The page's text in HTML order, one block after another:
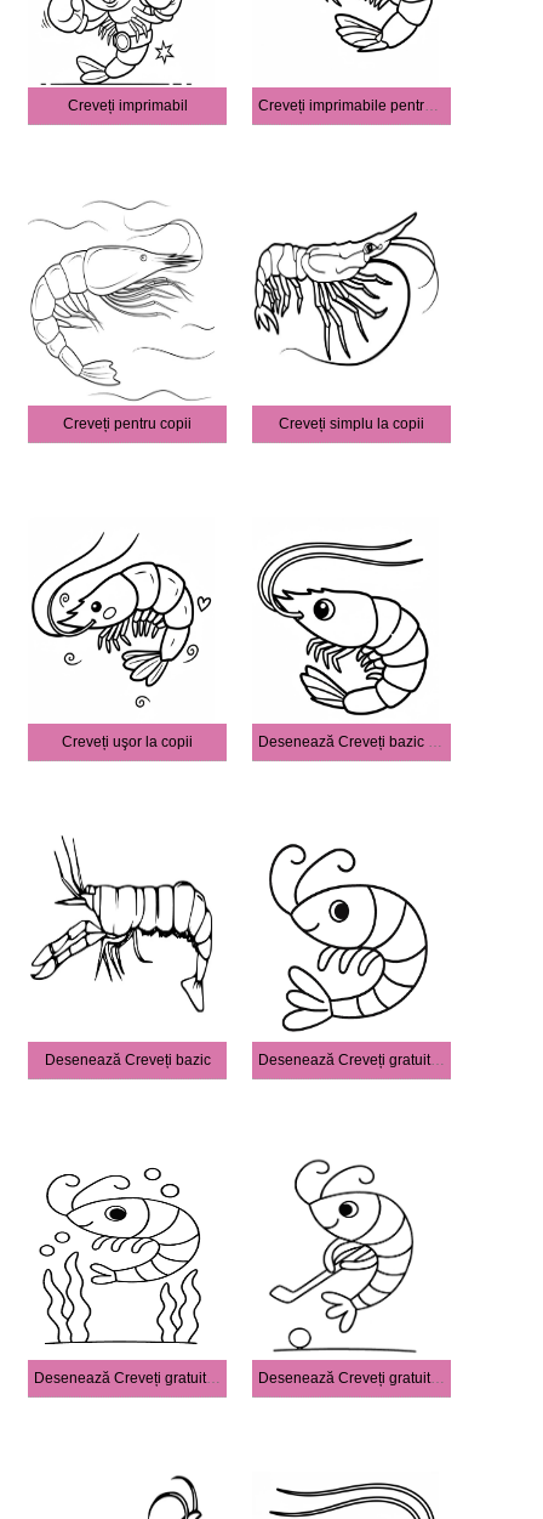
Creveți imprimabil Creveți imprimabile pentru copii
Creveți pentru copii Creveți simplu la copii
Creveți uşor la copii Desenează Creveți bazic la copii
Desenează Creveți bazic Desenează Creveți gratuit bazic
Desenează Creveți gratuit imprimabil bazic Desenează Creveți gratuit imprimabil simplu